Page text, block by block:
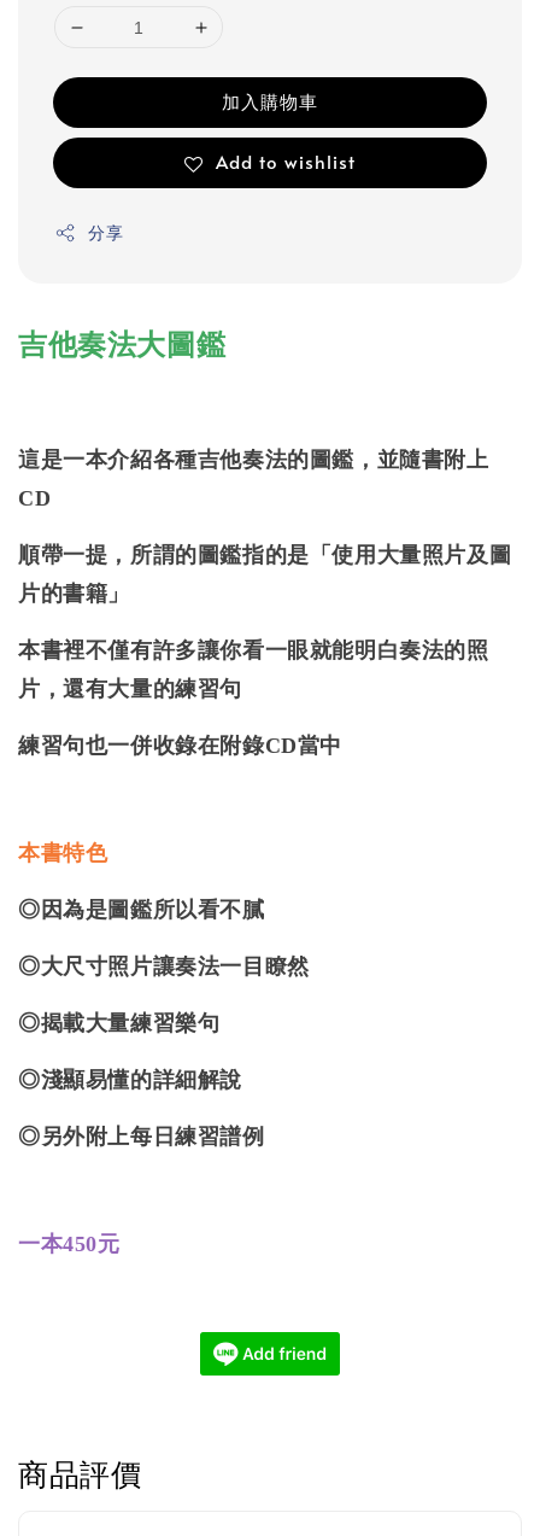
加入購物車
Add to wishlist
分享
吉他奏法大圖鑑
這是一本介紹各種吉他奏法的圖鑑，並隨書附上
CD
順帶一提，所謂的圖鑑指的是「使用大量照片及圖
片的書籍」
本書裡不僅有許多讓你看一眼就能明白奏法的照
片，還有大量的練習句
練習句也一併收錄在附錄CD當中
本書特色
◎因為是圖鑑所以看不膩
◎大尺寸照片讓奏法一目瞭然
◎揭載大量練習樂句
◎淺顯易懂的詳細解說
◎另外附上每日練習譜例
一本450元
商品評價